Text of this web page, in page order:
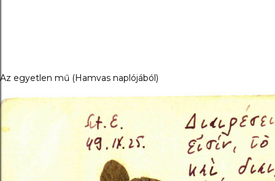
Az egyetlen mű (Hamvas naplójából)